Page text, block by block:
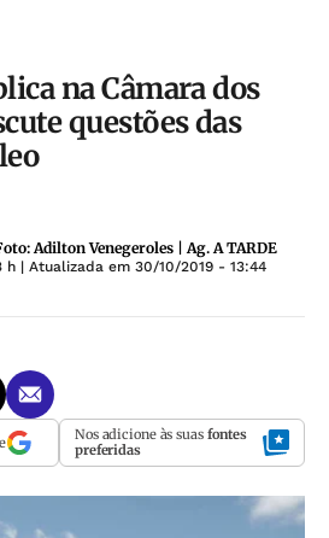
na Câmara dos
questões das
Adilton Venegeroles | Ag. A TARDE
h | Atualizada em 30/10/2019 - 13:44
Nos adicione às suas fontes
preferidas